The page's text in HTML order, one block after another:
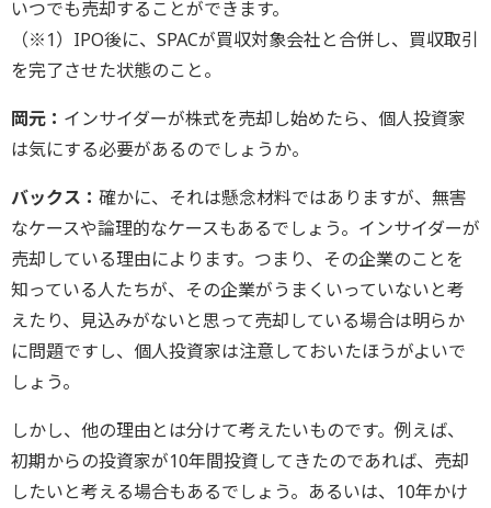
いつでも売却することができます。
（※1）IPO後に、SPACが買収対象会社と合併し、買収取引
を完了させた状態のこと。
岡元： インサイダーが株式を売却し始めたら、個人投資家
は気にする必要があるのでしょうか。
バックス： 確かに、それは懸念材料ではありますが、無害
なケースや論理的なケースもあるでしょう。インサイダーが
売却している理由によります。つまり、その企業のことを
知っている人たちが、その企業がうまくいっていないと考
えたり、見込みがないと思って売却している場合は明らか
に問題ですし、個人投資家は注意しておいたほうがよいで
しょう。
しかし、他の理由とは分けて考えたいものです。例えば、
初期からの投資家が10年間投資してきたのであれば、売却
したいと考える場合もあるでしょう。あるいは、10年かけ